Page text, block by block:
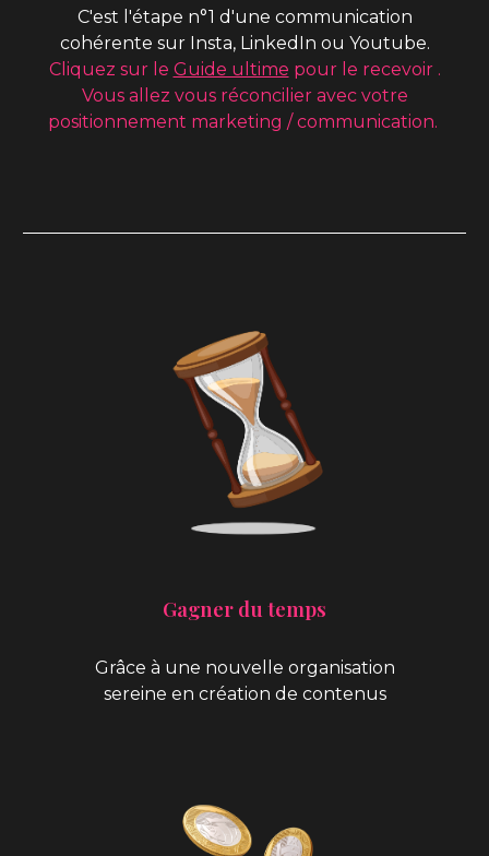
C'est l'étape n°1 d'une communication
cohérente sur Insta, LinkedIn ou Youtube.
Cliquez sur le Guide ultime pour le recevoir .
Vous allez vous réconcilier avec votre
positionnement marketing / communication.
Gagner du temps
Grâce à une nouvelle organisation
sereine en création de contenus